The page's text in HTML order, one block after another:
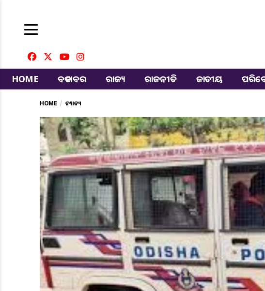
HOME
ବଡ ଖବର ରାଜ୍ୟ ରାଜନୀତି ଜାତୀୟ
HOME ଅନ୍ୟାନ୍ୟ